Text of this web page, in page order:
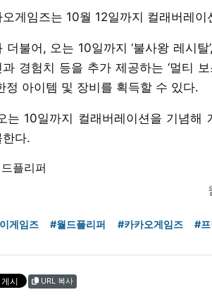
오게임즈는 10월 12일까지 컬래버레이
더불어, 오는 10일까지 ‘불사왕 레시
과 경험치 등을 추가 제공하는 ‘멀티
정 아이템 및 장비를 획득할 수 있다.
는 10일까지 컬래버레이션을 기념해
한다.
게임즈 #월드플리퍼 #카카오게임즈 #프
URL 복사